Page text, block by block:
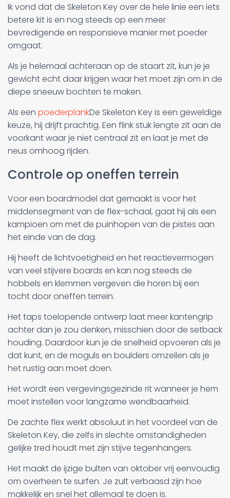
Ik vond dat de Skeleton Key over de hele linie een iets
betere kit is en nog steeds op een meer
bevredigende en responsieve manier met poeder
omgaat.
Als je helemaal achteraan op de staart zit, kun je je
gewicht echt daar krijgen waar het moet zijn om in de
diepe sneeuw bochten te maken.
Als een poederplankDe Skeleton Key is een geweldige
keuze, hij drijft prachtig. Een flink stuk lengte zit aan de
voorkant waar je niet centraal zit en laat je met de
neus omhoog rijden.
Controle op oneffen terrein
Voor een boardmodel dat gemaakt is voor het
middensegment van de flex-schaal, gaat hij als een
kampioen om met de puinhopen van de pistes aan
het einde van de dag.
Hij heeft de lichtvoetigheid en het reactievermogen
van veel stijvere boards en kan nog steeds de
hobbels en klemmen vergeven die horen bij een
tocht door oneffen terrein.
Het taps toelopende ontwerp laat meer kantengrip
achter dan je zou denken, misschien door de setback
houding. Daardoor kun je de snelheid opvoeren als je
dat kunt, en de moguls en boulders omzeilen als je
het rustig aan moet doen.
Het wordt een vergevingsgezinde rit wanneer je hem
moet instellen voor langzame wendbaarheid.
De zachte flex werkt absoluut in het voordeel van de
Skeleton Key, die zelfs in slechte omstandigheden
gelijke tred houdt met zijn stijve tegenhangers.
Het maakt de ijzige bulten van oktober vrij eenvoudig
om overheen te surfen. Je zult verbaasd zijn hoe
makkelijk en snel het allemaal te doen is.